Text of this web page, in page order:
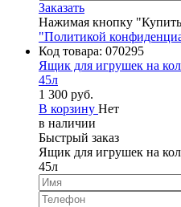
Заказать
Нажимая кнопку
"Политикой
Код товара: 070295
Ящик для игрушек на
45л
1 300 руб.
В корзину Нет
в наличии
Быстрый заказ
Ящик для игрушек на
45л